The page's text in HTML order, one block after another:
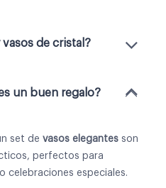
de cristal?
un buen regalo?
set de vasos elegantes son
perfectos para
celebraciones especiales.